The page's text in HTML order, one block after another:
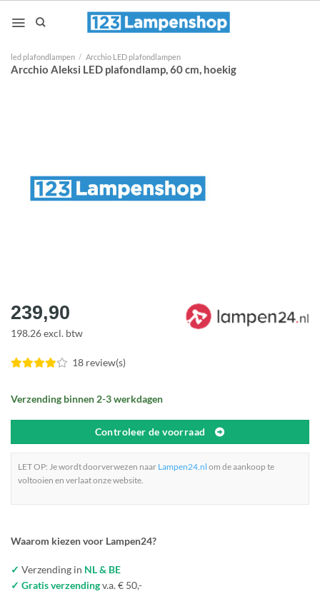
naar
led plafondlampen / Arcchio LED plafondlampen
Arcchio Aleksi LED plafondlamp, 60 cm, hoekig
239,90
198.26 excl. btw
18 review(s)
Verzending binnen 2-3 werkdagen
Controleer de voorraad
LET OP: Je wordt doorverwezen naar Lampen24.nl om de aankoop te
voltooien en verlaat onze website.
Waarom kiezen voor Lampen24?
✓ Verzending in NL & BE
✓ Gratis verzendingv.a. € 50,-